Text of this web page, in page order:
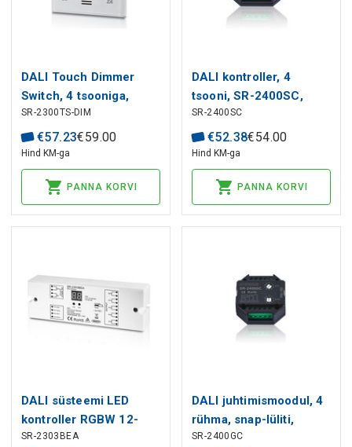
DALI Touch Dimmer
Switch, 4 tsooniga,
valge, Sunricher
SR-2300TS-DIM
€57.23€59.00
Hind KM-ga
PANNA KORVI
DALI kontroller, 4
tsooni, SR-2400SC,
Sunricher
SR-2400SC
€52.38€54.00
Hind KM-ga
PANNA KORVI
DALI süsteemi LED
kontroller RGBW 12-
36Vdc 4x8A, SLAVE,
SR-2303BEA
DALI juhtimismoodul, 4
rühma, snap-lüliti,
päikesekaitse,
SR-2400GC